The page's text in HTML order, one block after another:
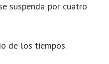
suspenda por cuatro
de los tiempos.